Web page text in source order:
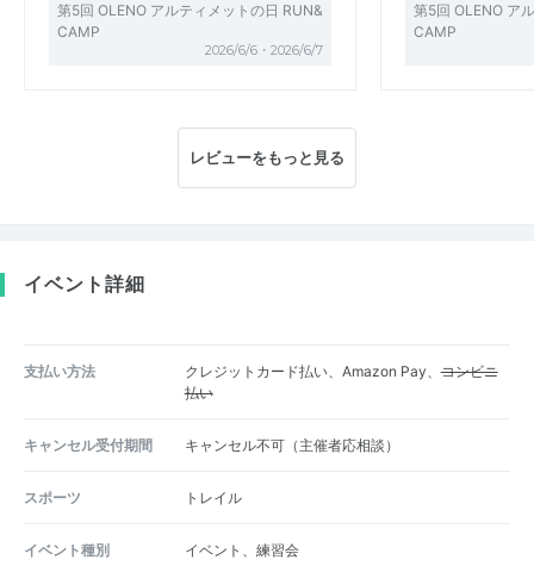
第5回 OLENO アルティメットの日 RUN&
CAMP
2026/6/6・2026/6/7
第5回 OLENO ア
CAMP
レビューをもっと見る
イベント詳細
支払い方法 クレジットカード払い、Amazon Pay、コンビニ
払い
キャンセル受付期間 キャンセル不可（主催者応相談）
スポーツ トレイル
イベント種別 イベント、練習会